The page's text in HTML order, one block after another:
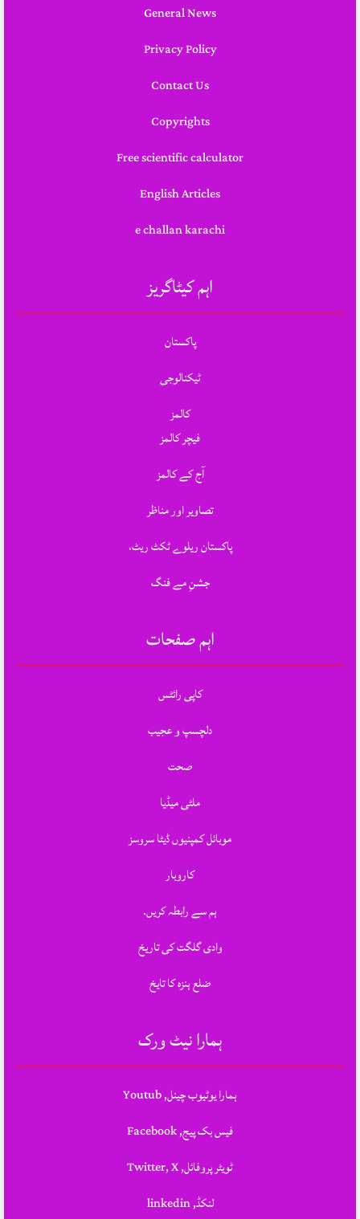
General News
Privacy Policy
Contact Us
Copyrights
Free scientific calculator
English Articles
e challan karachi
اہم کیٹاگریز
پاکستان
ٹیکنالوجی
کالمز
فیچر کالمز
آج کے کالمز
تصاویر اور مناظر
پاکستان ریلوے ٹکٹ ریٹ،
جشنِ مے فنگ
اہم صفحات
کاپی رائٹس
دلچسپ و عجیب
صحت
ملٹی میڈیا
موبائل کمپنیوں ڈیٹا سروسز
کاروبار
ہم سے رابطہ کریں.
وادی گلگت کی تاریخ
ضلع ہنزہ کا تایخ
ہمارا نیٹ ورک
ہمارا یوٹیوب چینل, Youtub
فیس بک پیج, Facebook
ٹویٹر پروفائل, Twitter, X
لنکڈ, linkedin